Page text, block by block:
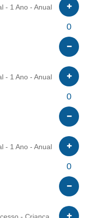
- 1 Ano - Anual
0
- 1 Ano - Anual
0
- 1 Ano - Anual
0